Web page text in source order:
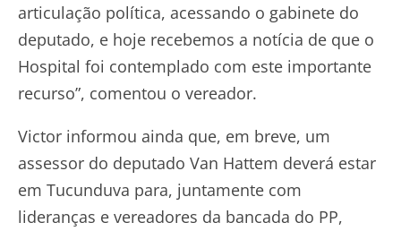
articulação política, acessando o gabinete do
deputado, e hoje recebemos a notícia de que o
Hospital foi contemplado com este importante
recurso”, comentou o vereador.
Victor informou ainda que, em breve, um
assessor do deputado Van Hattem deverá estar
em Tucunduva para, juntamente com
lideranças e vereadores da bancada do PP,